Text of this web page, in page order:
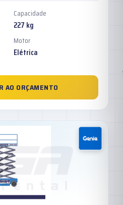
Capacidade
227 kg
Motor
Elétrica
AO ORÇAMENTO